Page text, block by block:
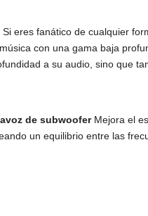
eres fanático de cualquier
con una gama baja
a su audio, sino que
de subwooferMejora el
un equilibrio entre las